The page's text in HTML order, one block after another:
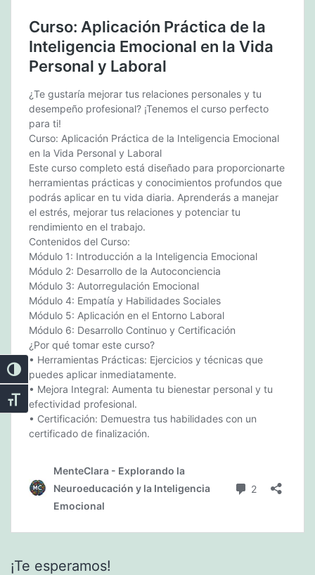
Alternar alto contraste
Alternar tamaño de letra
¡Te esperamos!